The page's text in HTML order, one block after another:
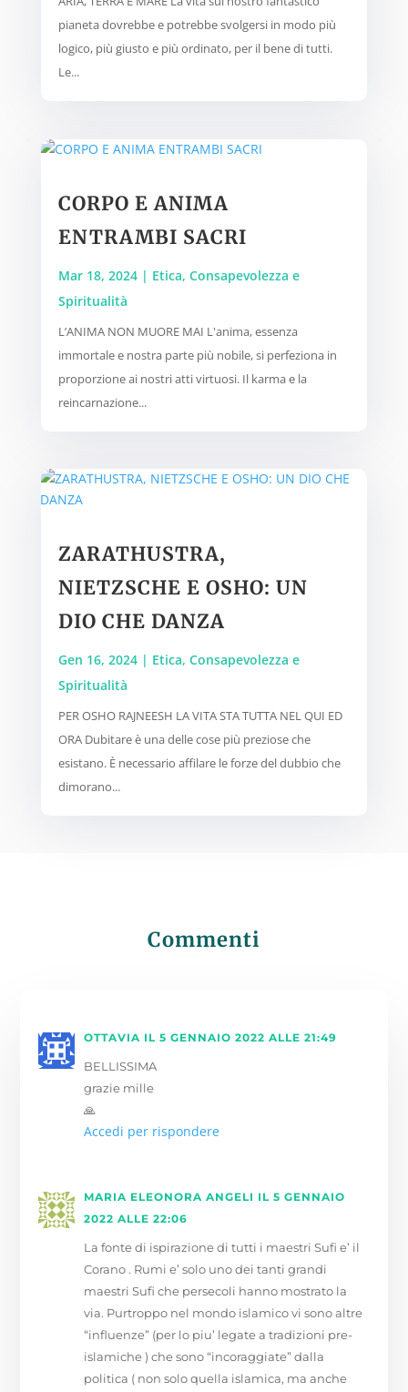
pianeta dovrebbe e potrebbe svolgersi in modo più
logico, più giusto e più ordinato, per il bene di tutti.
Le...
CORPO E ANIMA
ENTRAMBI SACRI
Mar 18, 2024| Etica, Consapevolezza e
Spiritualità
L’ANIMA NON MUORE MAI L'anima, essenza
immortale e nostra parte più nobile, si perfeziona in
proporzione ai nostri atti virtuosi. Il karma e la
reincarnazione...
ZARATHUSTRA,
NIETZSCHE E OSHO: UN
DIO CHE DANZA
Gen 16, 2024| Etica, Consapevolezza e
Spiritualità
PER OSHO RAJNEESH LA VITA STA TUTTA NEL QUI ED
ORA Dubitare è una delle cose più preziose che
esistano. È necessario affilare le forze del dubbio che
dimorano...
Commenti
OTTAVIA IL 5 GENNAIO 2022 ALLE 21:49
BELLISSIMA
grazie mille
🙏
Accedi per rispondere
MARIA ELEONORA ANGELI IL 5 GENNAIO
2022 ALLE 22:06
La fonte di ispirazione di tutti i maestri Sufi e’ il
Corano . Rumi e’ solo uno dei tanti grandi
maestri Sufi che persecoli hanno mostrato la
via. Purtroppo nel mondo islamico vi sono altre
“influenze” (per lo piu’ legate a tradizioni pre-
islamiche ) che sono “incoraggiate” dalla
politica ( non solo quella islamica, ma anche